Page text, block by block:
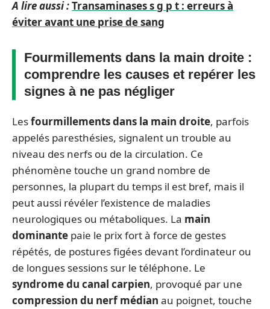
A lire aussi :Transaminases s g p t : erreurs à
éviter avant une prise de sang
Fourmillements dans la main droite :
comprendre les causes et repérer les
signes à ne pas négliger
Lesfourmillements dans la main droite, parfois
appelés paresthésies, signalent un trouble au
niveau des nerfs ou de la circulation. Ce
phénomène touche un grand nombre de
personnes, la plupart du temps il est bref, mais il
peut aussi révéler l’existence de maladies
neurologiques ou métaboliques. La main
dominante paie le prix fort à force de gestes
répétés, de postures figées devant l’ordinateur ou
de longues sessions sur le téléphone. Le
syndrome du canal carpien, provoqué par une
compression du nerf médian au poignet, touche